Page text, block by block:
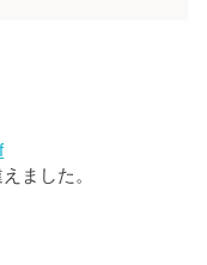
ました。